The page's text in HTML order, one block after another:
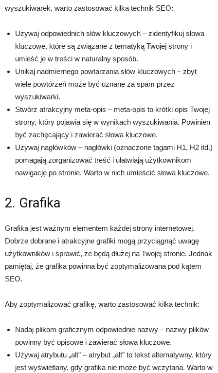
wyszukiwarek, warto zastosować kilka technik SEO:
Używaj odpowiednich słów kluczowych – zidentyfikuj słowa
kluczowe, które są związane z tematyką Twojej strony i
umieść je w treści w naturalny sposób.
Unikaj nadmiernego powtarzania słów kluczowych – zbyt
wiele powtórzeń może być uznane za spam przez
wyszukiwarki.
Stwórz atrakcyjny meta-opis – meta-opis to krótki opis Twojej
strony, który pojawia się w wynikach wyszukiwania. Powinien
być zachęcający i zawierać słowa kluczowe.
Używaj nagłówków – nagłówki (oznaczone tagami H1, H2 itd.)
pomagają zorganizować treść i ułatwiają użytkownikom
nawigację po stronie. Warto w nich umieścić słowa kluczowe.
2. Grafika
Grafika jest ważnym elementem każdej strony internetowej.
Dobrze dobrane i atrakcyjne grafiki mogą przyciągnąć uwagę
użytkowników i sprawić, że będą dłużej na Twojej stronie. Jednak
pamiętaj, że grafika powinna być zoptymalizowana pod kątem
SEO.
Aby zoptymalizować grafikę, warto zastosować kilka technik:
Nadaj plikom graficznym odpowiednie nazwy – nazwy plików
powinny być opisowe i zawierać słowa kluczowe.
Używaj atrybutu „alt” – atrybut „alt” to tekst alternatywny, który
jest wyświetlany, gdy grafika nie może być wczytana. Warto w